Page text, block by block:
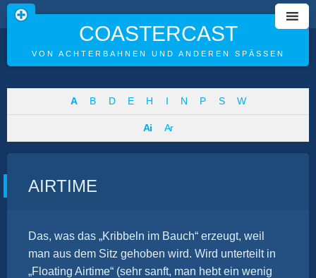
COASTERCAST
VON ACHTERBAHNEN UND ANDEREN SPÄSSEN
to
A B D E H I N P S W
Ai Ar
AIRTIME
Das, was das „Kribbeln im Bauch“ erzeugt, weil
man aus dem Sitz gehoben wird. Wird unterteilt in
„Floating Airtime“ (sehr sanft, man hebt ein wenig